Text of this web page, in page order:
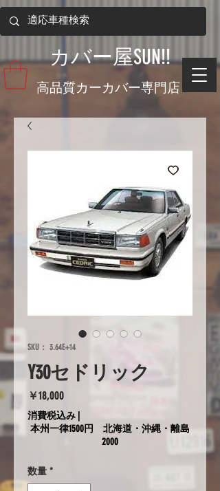
​高品質カーカバー専門店
​カバー屋SUN!!
SKU： 3.64E+14
Y30セドリック
￥18,000価
格
消費税込み
本州一律1500円 北海道・沖縄・離島
2000
数量 *